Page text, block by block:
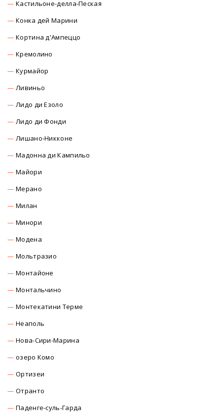
Кастильоне-делла-Пеская
Конка дей Марини
Кортина д'Ампеццо
Кремолино
Курмайор
Ливиньо
Лидо ди Езоло
Лидо ди Фонди
Лишано-Никконе
Мадонна ди Кампильо
Майори
Мерано
Милан
Минори
Модена
Мольтразио
Монтайоне
Монтальчино
Монтекатини Терме
Неаполь
Нова-Сири-Марина
озеро Комо
Ортизеи
Отранто
Паденге-суль-Гарда